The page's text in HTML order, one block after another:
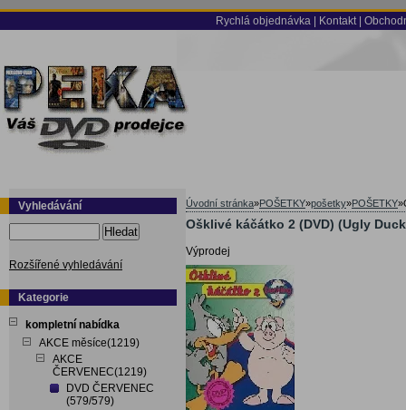
Rychlá objednávka Kontakt
Vyhledávání
Hledat
Rozšířené vyhledávání
Kategorie
kompletní nabídka
AKCE měsíce(1219)
AKCE
ČERVENEC(1219)
DVD ČERVENEC
(579/579)
Úvodní stránka»POŠETKY»pošetky»POŠETKY»
Ošklivé káčátko 2 (DVD) (Ugly
Výprodej